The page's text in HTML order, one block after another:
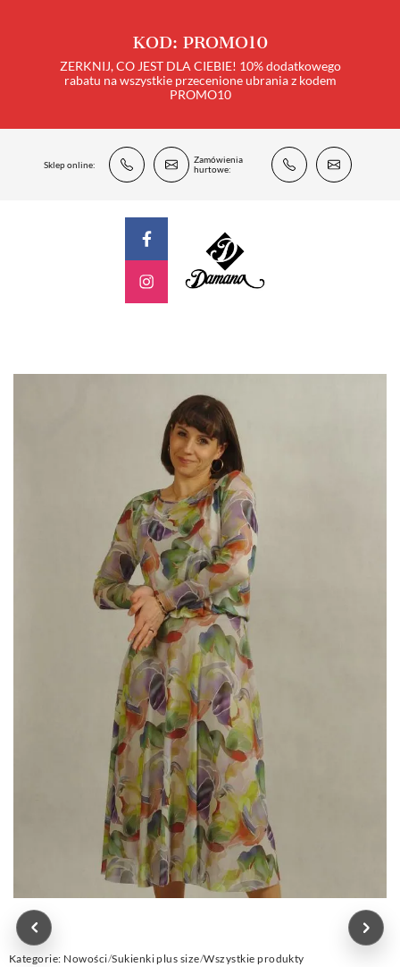
KOD: PROMO10
ZERKNIJ, CO JEST DLA CIEBIE! 10% dodatkowego
rabatu na wszystkie przecenione ubrania z kodem
PROMO10
Sklep online:
Zamówienia
hurtowe:
Kategorie: Nowości/Sukienki plus size/Wszystkie produkty